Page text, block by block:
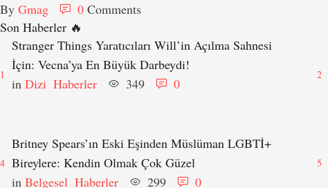
By Gmag 0 Comments
Son Haberler 🔥
1
Stranger Things Yaratıcıları Will’in Açılma Sahnesi
İçin: Vecna’ya En Büyük Darbeydi!
in Dizi Haberler 349 0
2
4
Britney Spears’ın Eski Eşinden Müslüman LGBTİ+
Bireylere: Kendin Olmak Çok Güzel
in Belgesel Haberler 299 0
5